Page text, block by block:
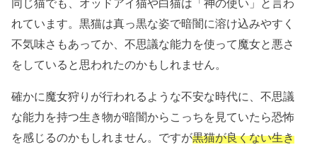
同じ猫でも、オッドアイ猫や白猫は「神の使い」と言わ
れています。黒猫は真っ黒な姿で暗闇に溶け込みやすく
不気味さもあってか、不思議な能力を使って魔女と悪さ
をしていると思われたのかもしれません。
確かに魔女狩りが行われるような不安な時代に、不思議
な能力を持つ生き物が暗闇からこっちを見ていたら恐怖
を感じるのかもしれません。ですが黒猫が良くない生き